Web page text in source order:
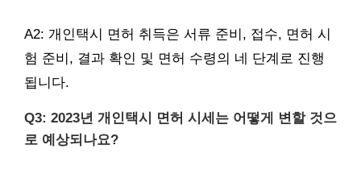
A2: 개인택시 면허 취득은 서류 준비, 접수, 면허 시
험 준비, 결과 확인 및 면허 수령의 네 단계로 진행
됩니다.
Q3: 2023년 개인택시 면허 시세는 어떻게 변할 것으
로 예상되나요?